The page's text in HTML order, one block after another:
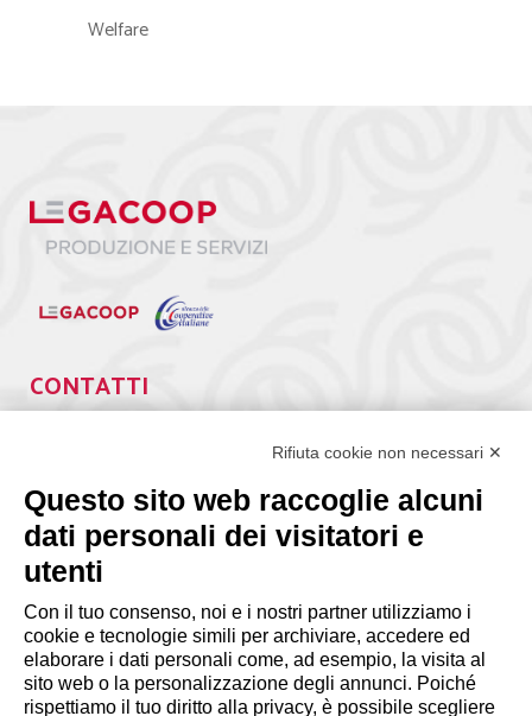
Welfare
CONTATTI
segreteria@lps.coop
INFORMAZIONI
Rifiuta cookie non necessari ✕
Questo sito web raccoglie alcuni
dati personali dei visitatori e
utenti
Con il tuo consenso, noi e i nostri partner utilizziamo i
cookie e tecnologie simili per archiviare, accedere ed
elaborare i dati personali come, ad esempio, la visita al
sito web o la personalizzazione degli annunci. Poiché
rispettiamo il tuo diritto alla privacy, è possibile scegliere